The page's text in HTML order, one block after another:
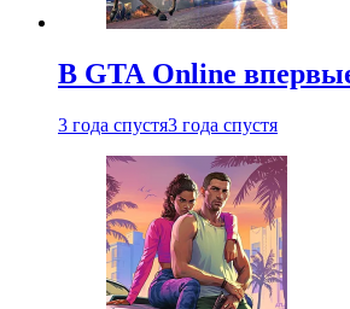
В GTA Online
3 года спустя3 года спустя